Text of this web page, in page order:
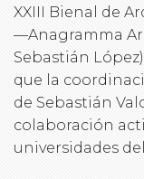
XXIII Bienal de
—Anagramma
Sebastián
que la
de Sebastián
colaboración
universidades